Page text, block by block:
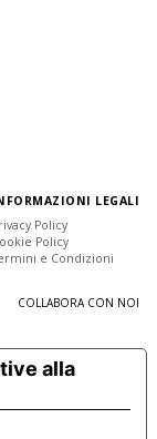
LEGALI
Policy
Policy
e Condizioni
COLLABORA CON NOI
alla